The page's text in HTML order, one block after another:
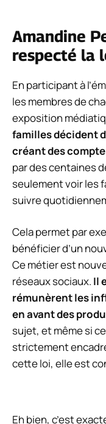
Amandine
respecté la
En participant à
les membres de
exposition
familles décident
créant des
par des centaines
seulement voir les
suivre
Cela permet par
bénéficier d’un
Ce métier est
réseaux sociaux. Il
rémunèrent les
en avant des
sujet, et même si
strictement
cette loi, elle est
Eh bien, c’est